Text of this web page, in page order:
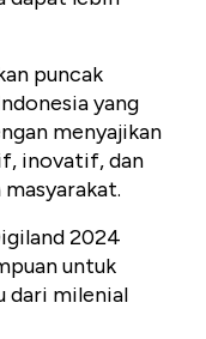
puncak
yang
menyajikan
inovatif, dan
2024
untuk
dari milenial